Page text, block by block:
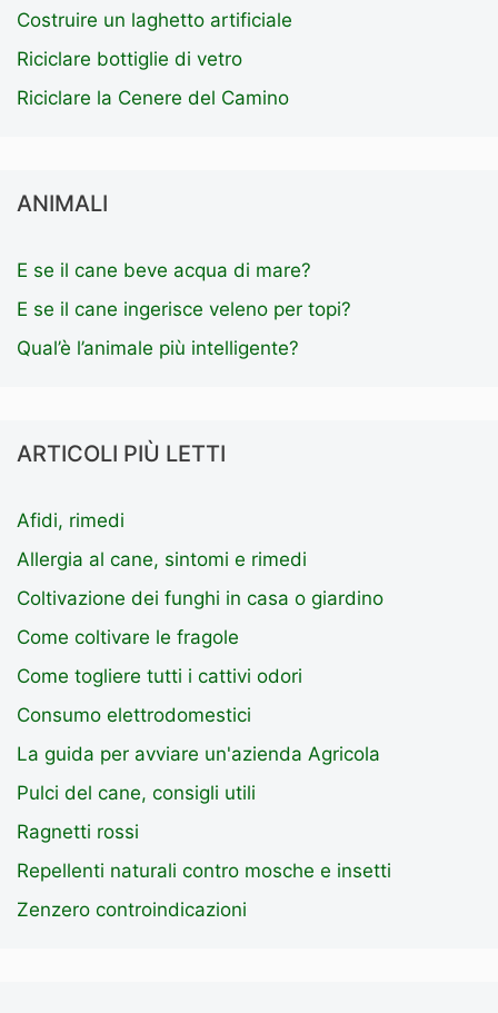
Costruire un laghetto artificiale
Riciclare bottiglie di vetro
Riciclare la Cenere del Camino
ANIMALI
E se il cane beve acqua di mare?
E se il cane ingerisce veleno per topi?
Qual’è l’animale più intelligente?
ARTICOLI PIÙ LETTI
Afidi, rimedi
Allergia al cane, sintomi e rimedi
Coltivazione dei funghi in casa o giardino
Come coltivare le fragole
Come togliere tutti i cattivi odori
Consumo elettrodomestici
La guida per avviare un'azienda Agricola
Pulci del cane, consigli utili
Ragnetti rossi
Repellenti naturali contro mosche e insetti
Zenzero controindicazioni